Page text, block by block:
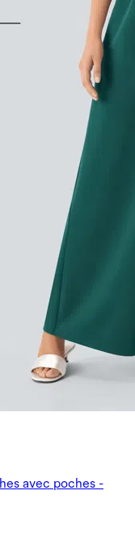
avec poches -